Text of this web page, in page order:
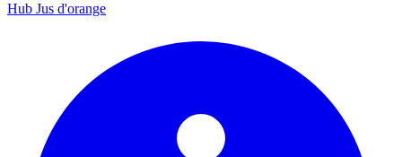
Hub Jus d'orange